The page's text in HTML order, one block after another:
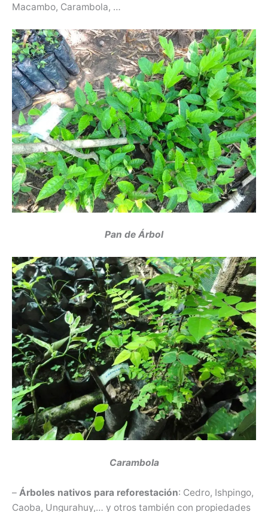
Macambo, Carambola, …
Pan de Árbol
Carambola
– Árboles nativos para reforestación: Cedro, Ishpingo,
Caoba, Ungurahuy,… y otros también con propiedades